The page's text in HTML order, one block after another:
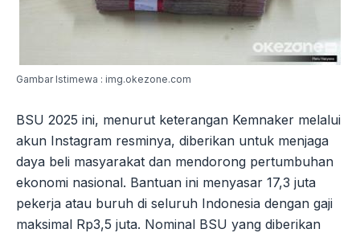
Gambar Istimewa : img.okezone.com
BSU 2025 ini, menurut keterangan Kemnaker melalui
akun Instagram resminya, diberikan untuk menjaga
daya beli masyarakat dan mendorong pertumbuhan
ekonomi nasional. Bantuan ini menyasar 17,3 juta
pekerja atau buruh di seluruh Indonesia dengan gaji
maksimal Rp3,5 juta. Nominal BSU yang diberikan